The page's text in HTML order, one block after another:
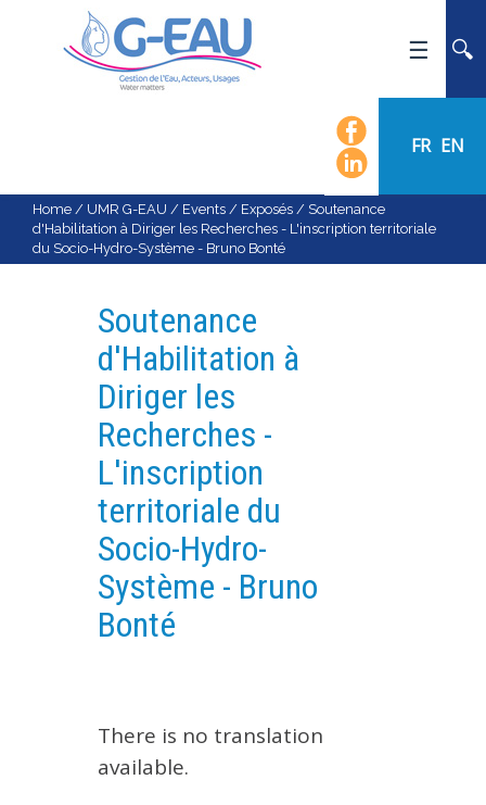
FR EN
NEWS
EVENTS
CALENDAR OF EVENTS
FLOW CHART
RESEARCH
EXPERIMENTAL PLATFORMS
GEOGRAPHIC LOCATIONS
CURRENT PROJECTS
COMPLETED PROJECTS
TRAINING COURSES
Home / UMR G-EAU / Events / Exposés / Soutenance
d'Habilitation à Diriger les Recherches - L'inscription territoriale
du Socio-Hydro-Système - Bruno Bonté
Soutenance
d'Habilitation à
Diriger les
Recherches -
L'inscription
territoriale du
Socio-Hydro-
Système - Bruno
Bonté
There is no translation
available.